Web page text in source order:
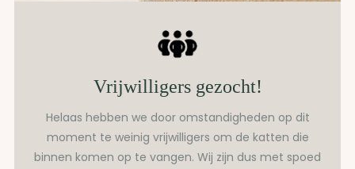
Vrijwilligers gezocht!
Helaas hebben we door omstandigheden op dit
moment te weinig vrijwilligers om de katten die
binnen komen op te vangen. Wij zijn dus met spoed